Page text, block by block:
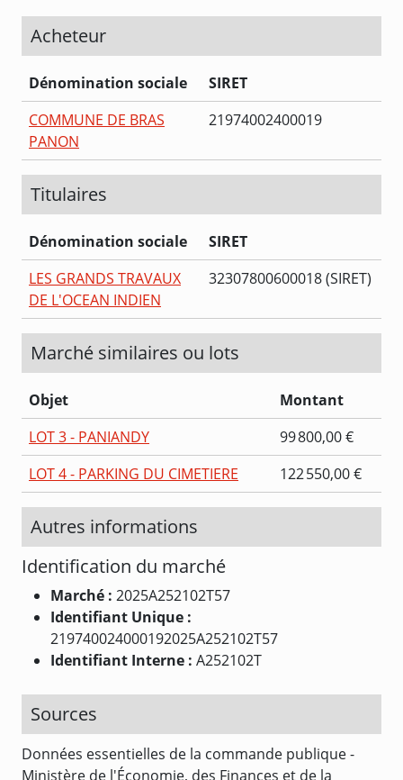
Acheteur
Dénomination sociale
SIRET
COMMUNE DE BRAS
PANON
21974002400019
Titulaires
Dénomination sociale
SIRET
LES GRANDS TRAVAUX
DE L'OCEAN INDIEN
32307800600018 (SIRET)
Marché similaires ou lots
Objet
Montant
LOT 3 - PANIANDY
99 800,00 €
LOT 4 - PARKING DU CIMETIERE
122 550,00 €
Autres informations
Identification du marché
Marché : 2025A252102T57
Identifiant Unique :
219740024000192025A252102T57
Identifiant Interne : A252102T
Sources
Données essentielles de la commande publique -
Ministère de l'Économie, des Finances et de la